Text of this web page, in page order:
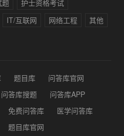
题
护士资格考试
IT/互联网 网络工程 其他
题目库
问答库官网
问答库搜题
问答库APP
免费问答库
医学问答库
题目库官网